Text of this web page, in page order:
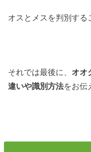
オスとメスを判別する
それでは最後に、 オオ
違いや識別方法をお伝